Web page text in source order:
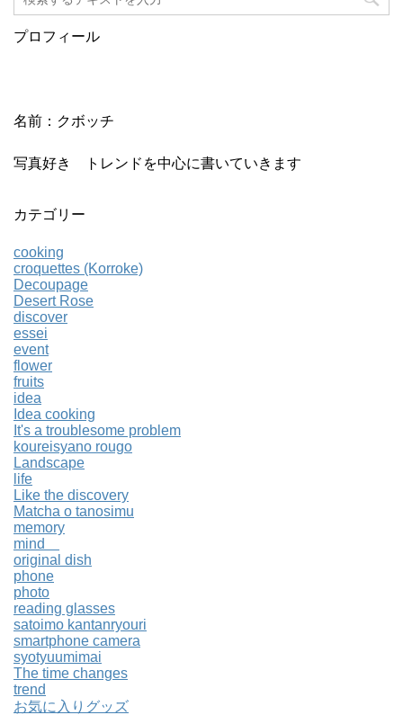
プロフィール
名前：クボッチ
写真好き トレンドを中心に書いていきます
カテゴリー
cooking
croquettes (Korroke)
Decoupage
Desert Rose
discover
essei
event
flower
fruits
idea
Idea cooking
It's a troublesome problem
koureisyano rougo
Landscape
life
Like the discovery
Matcha o tanosimu
memory
mind
original dish
phone
photo
reading glasses
satoimo kantanryouri
smartphone camera
syotyuumimai
The time changes
trend
お気に入りグッズ